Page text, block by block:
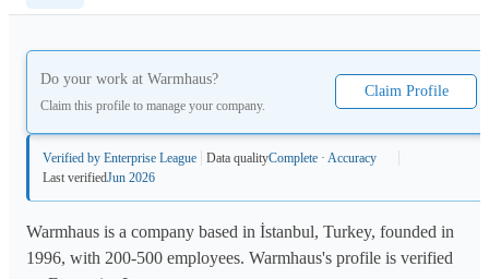
Do your work at Warmhaus?
Claim this profile to manage your company.
Claim Profile
Verified by Enterprise League Data qualityComplete · Accuracy
Last verifiedJun 2026
Warmhaus is a company based in İstanbul, Turkey, founded in
1996, with 200-500 employees. Warmhaus's profile is verified